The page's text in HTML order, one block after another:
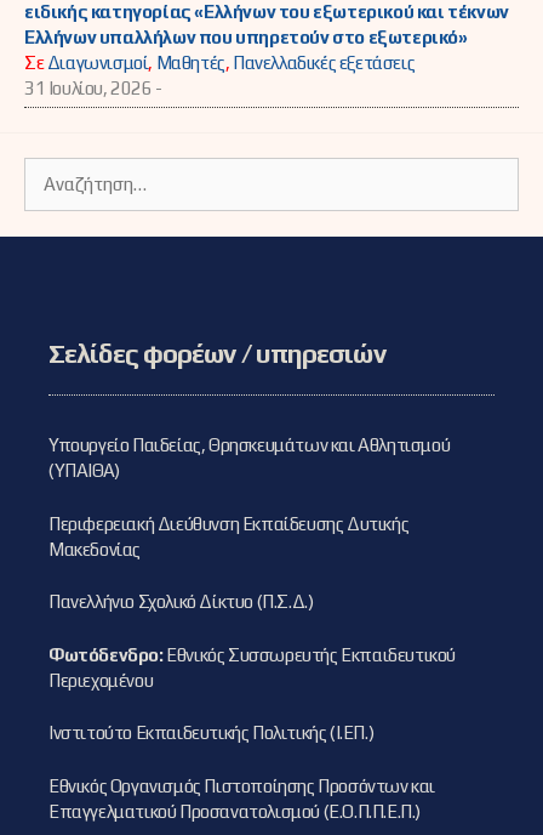
ειδικής κατηγορίας «Ελλήνων του εξωτερικού και τέκνων
Ελλήνων υπαλλήλων που υπηρετούν στο εξωτερικό»
ΣεΔιαγωνισμοί, Μαθητές, Πανελλαδικές εξετάσεις
31 Ιουλίου, 2026 -
για:
Σελίδες φορέων / υπηρεσιών
Υπουργείο Παιδείας, Θρησκευμάτων και Αθλητισμού
(ΥΠΑΙΘΑ)
Περιφερειακή Διεύθυνση Εκπαίδευσης Δυτικής
Μακεδονίας
Πανελλήνιο Σχολικό Δίκτυο (Π.Σ.Δ.)
Φωτόδενδρο:Εθνικός Συσσωρευτής Εκπαιδευτικού
Περιεχομένου
Ινστιτούτο Εκπαιδευτικής Πολιτικής (Ι.ΕΠ.)
Εθνικός Οργανισμός Πιστοποίησης Προσόντων και
Επαγγελματικού Προσανατολισμού (Ε.Ο.Π.Π.Ε.Π.)